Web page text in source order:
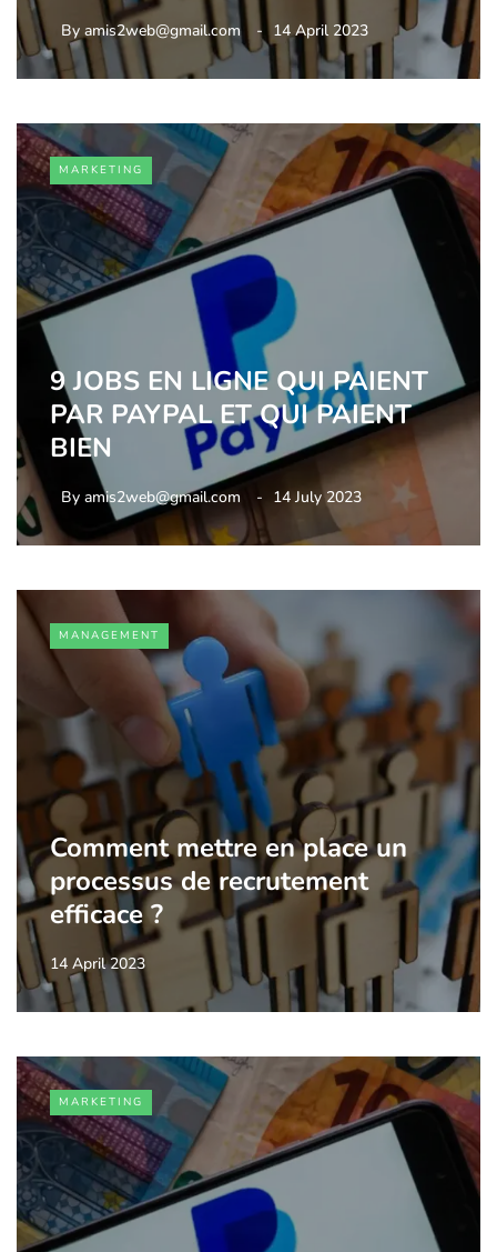
By amis2web@gmail.com 14 April 2023
MARKETING
9 JOBS EN LIGNE QUI PAIENT
PAR PAYPAL ET QUI PAIENT
BIEN
By amis2web@gmail.com 14 July 2023
MANAGEMENT
Comment mettre en place un
processus de recrutement
efficace ?
14 April 2023
MARKETING